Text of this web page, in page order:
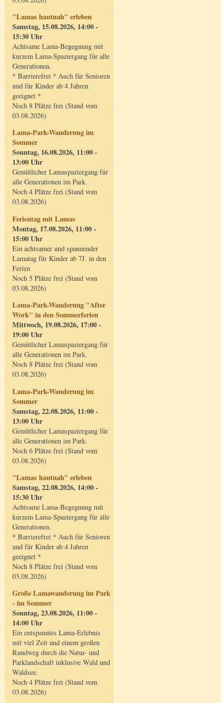
"Lamas hautnah" erleben
Samstag, 15.08.2026, 14:00 -
15:30 Uhr
Achtsame Lama-Begegnung mit
kurzem Lama-Spaziergang für alle
Generationen.
* Barrierefrei * Auch für Senioren
und für Kinder ab 4 Jahren
geeignet *
Noch 8 Plätze frei (Stand vom
03.08.2026)
Lama-Park-Wanderung im
Sommer
Sonntag, 16.08.2026, 11:00 -
13:00 Uhr
Gemütlicher Lamaspaziergang für
alle Generationen im Park.
Noch 4 Plätze frei (Stand vom
03.08.2026)
Ferientag mit Lamas
Montag, 17.08.2026, 11:00 -
15:00 Uhr
Ein achtsamer und spannender
Lamatag für Kinder ab 7J. in den
Ferien
Noch 5 Plätze frei (Stand vom
03.08.2026)
Lama-Park-Wanderung "After
Work" in den Sommerferien
Mittwoch, 19.08.2026, 17:00 -
19:00 Uhr
Gemütlicher Lamaspaziergang für
alle Generationen im Park.
Noch 8 Plätze frei (Stand vom
03.08.2026)
Lama-Park-Wanderung im
Sommer
Samstag, 22.08.2026, 11:00 -
13:00 Uhr
Gemütlicher Lamaspaziergang für
alle Generationen im Park.
Noch 6 Plätze frei (Stand vom
03.08.2026)
"Lamas hautnah" erleben
Samstag, 22.08.2026, 14:00 -
15:30 Uhr
Achtsame Lama-Begegnung mit
kurzem Lama-Spaziergang für alle
Generationen.
* Barrierefrei * Auch für Senioren
und für Kinder ab 4 Jahren
geeignet *
Noch 8 Plätze frei (Stand vom
03.08.2026)
Große Lamawanderung im Park
- im Sommer
Sonntag, 23.08.2026, 11:00 -
14:00 Uhr
Ein entspanntes Lama-Erlebnis
mit viel Zeit und einem großen
Rundweg durch die Natur- und
Parklandschaft inklusive Wald und
Waldsee.
Noch 4 Plätze frei (Stand vom
03.08.2026)